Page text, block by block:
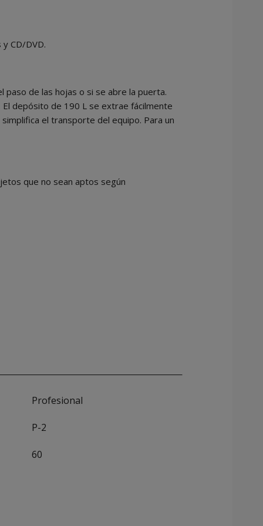
CD/DVD.
paso de las hojas o si se abre la puerta.
depósito de 190 L se extrae fácilmente
el transporte del equipo. Para un
que no sean aptos según
Profesional
P-2
60